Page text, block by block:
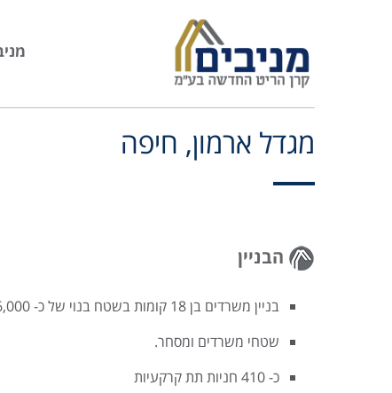
מגדל ארמון, חיפה
הבניין
בניין משרדים בן 18 קומות בשטח בנוי של כ- 16,000 מ"ר.
שטחי משרדים ומסחר.
כ- 410 חניות תת קרקעיות